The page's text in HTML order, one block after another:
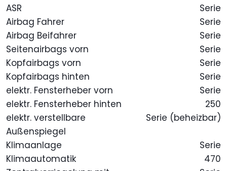
ASR
Serie
Airbag Fahrer
Serie
Airbag Beifahrer
Serie
Seitenairbags vorn
Serie
Kopfairbags vorn
Serie
Kopfairbags hinten
Serie
elektr. Fensterheber vorn
Serie
elektr. Fensterheber hinten
250
elektr. verstellbare
Außenspiegel
Serie (beheizbar)
Klimaanlage
Serie
Klimaautomatik
470